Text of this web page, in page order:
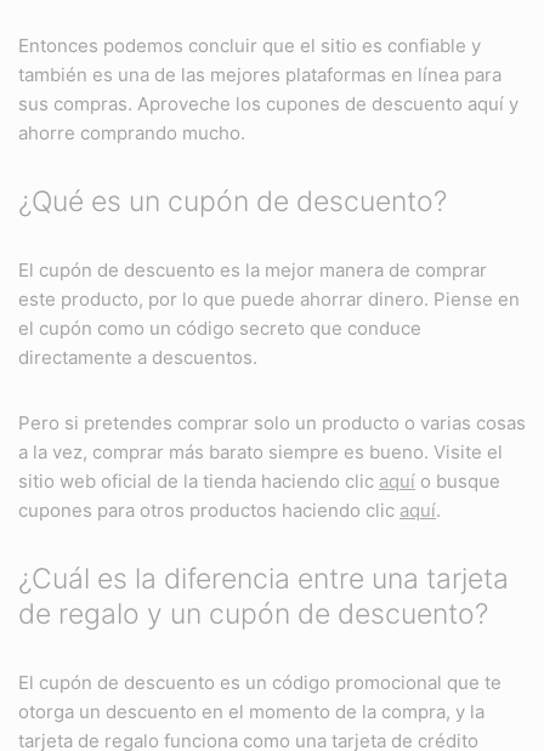
Entonces podemos concluir que el sitio es confiable y
también es una de las mejores plataformas en línea para
sus compras. Aproveche los cupones de descuento aquí y
ahorre comprando mucho.
¿Qué es un cupón de descuento?
El cupón de descuento es la mejor manera de comprar
este producto, por lo que puede ahorrar dinero. Piense en
el cupón como un código secreto que conduce
directamente a descuentos.
Pero si pretendes comprar solo un producto o varias cosas
a la vez, comprar más barato siempre es bueno. Visite el
sitio web oficial de la tienda haciendo clic aquí o busque
cupones para otros productos haciendo clic aquí.
¿Cuál es la diferencia entre una tarjeta
de regalo y un cupón de descuento?
El cupón de descuento es un código promocional que te
otorga un descuento en el momento de la compra, y la
tarjeta de regalo funciona como una tarjeta de crédito